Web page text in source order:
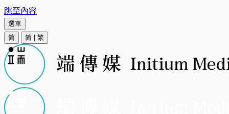
跳至內容
選單
简
简 繁